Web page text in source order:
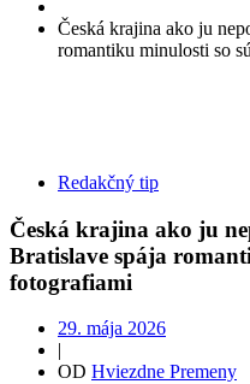
Česká krajina ako ju
romantiku minulosti so
Redakčný tip
Česká krajina ako ju
Bratislave spája
fotografiami
29. mája 2026
|
OD Hviezdne Premeny